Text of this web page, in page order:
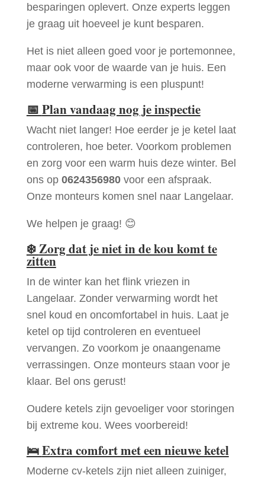
besparingen oplevert. Onze experts leggen
je graag uit hoeveel je kunt besparen.
Het is niet alleen goed voor je portemonnee,
maar ook voor de waarde van je huis. Een
moderne verwarming is een pluspunt!
📅 Plan vandaag nog je inspectie
Wacht niet langer! Hoe eerder je je ketel laat
controleren, hoe beter. Voorkom problemen
en zorg voor een warm huis deze winter. Bel
ons op 0624356980voor een afspraak.
Onze monteurs komen snel naar Langelaar.
We helpen je graag! 😊
❄️Zorg dat je niet in de kou komt te
zitten
In de winter kan het flink vriezen in
Langelaar. Zonder verwarming wordt het
snel koud en oncomfortabel in huis. Laat je
ketel op tijd controleren en eventueel
vervangen. Zo voorkom je onaangename
verrassingen. Onze monteurs staan voor je
klaar. Bel ons gerust!
Oudere ketels zijn gevoeliger voor storingen
bij extreme kou. Wees voorbereid!
🛌Extra comfort met een nieuwe ketel
Moderne cv-ketels zijn niet alleen zuiniger,